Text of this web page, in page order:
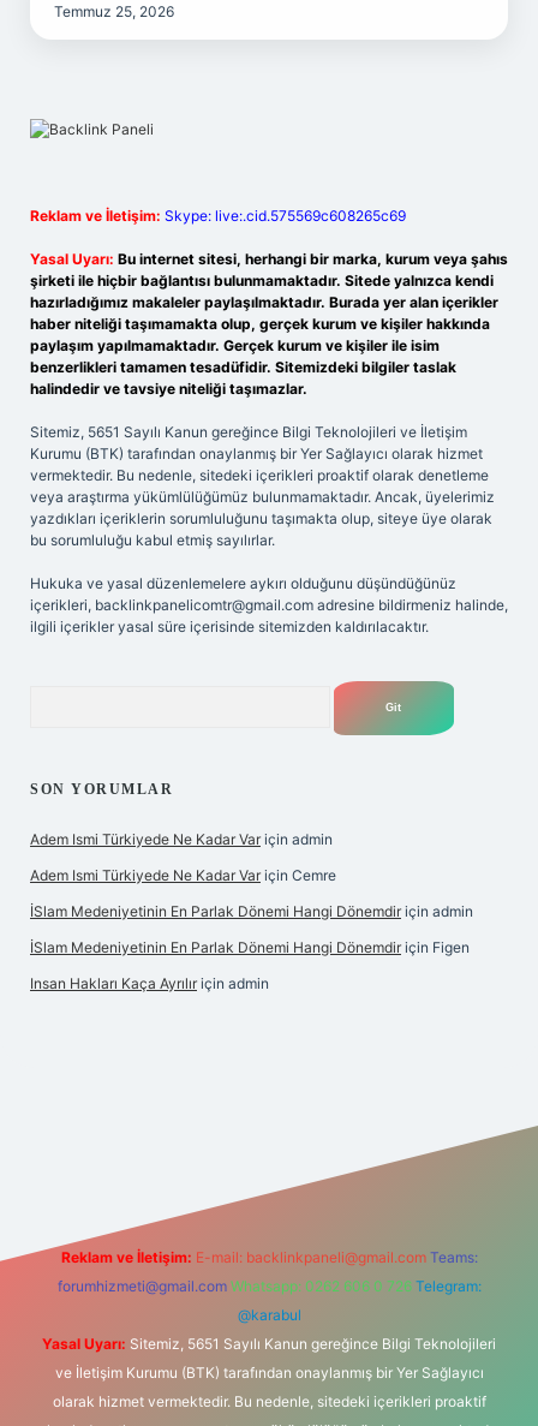
Temmuz 25, 2026
Reklam ve İletişim: Skype: live:.cid.575569c608265c69
Yasal Uyarı: Bu internet sitesi, herhangi bir marka, kurum veya şahıs
şirketi ile hiçbir bağlantısı bulunmamaktadır. Sitede yalnızca kendi
hazırladığımız makaleler paylaşılmaktadır. Burada yer alan içerikler
haber niteliği taşımamakta olup, gerçek kurum ve kişiler hakkında
paylaşım yapılmamaktadır. Gerçek kurum ve kişiler ile isim
benzerlikleri tamamen tesadüfidir. Sitemizdeki bilgiler taslak
halindedir ve tavsiye niteliği taşımazlar.
Sitemiz, 5651 Sayılı Kanun gereğince Bilgi Teknolojileri ve İletişim
Kurumu (BTK) tarafından onaylanmış bir Yer Sağlayıcı olarak hizmet
vermektedir. Bu nedenle, sitedeki içerikleri proaktif olarak denetleme
veya araştırma yükümlülüğümüz bulunmamaktadır. Ancak, üyelerimiz
yazdıkları içeriklerin sorumluluğunu taşımakta olup, siteye üye olarak
bu sorumluluğu kabul etmiş sayılırlar.
Hukuka ve yasal düzenlemelere aykırı olduğunu düşündüğünüz
içerikleri, backlinkpanelicomtr@gmail.com adresine bildirmeniz halinde,
ilgili içerikler yasal süre içerisinde sitemizden kaldırılacaktır.
SON YORUMLAR
Adem Ismi Türkiyede Ne Kadar Var için admin
Adem Ismi Türkiyede Ne Kadar Var için Cemre
İSlam Medeniyetinin En Parlak Dönemi Hangi Dönemdir için admin
İSlam Medeniyetinin En Parlak Dönemi Hangi Dönemdir için Figen
Insan Hakları Kaça Ayrılır için admin
Reklam ve İletişim: E-mail: backlinkpaneli@gmail.com Teams:
forumhizmeti@gmail.com Whatsapp: 0262 606 0 726 Telegram:
@karabul
Yasal Uyarı: Sitemiz, 5651 Sayılı Kanun gereğince Bilgi Teknolojileri
ve İletişim Kurumu (BTK) tarafından onaylanmış bir Yer Sağlayıcı
olarak hizmet vermektedir. Bu nedenle, sitedeki içerikleri proaktif